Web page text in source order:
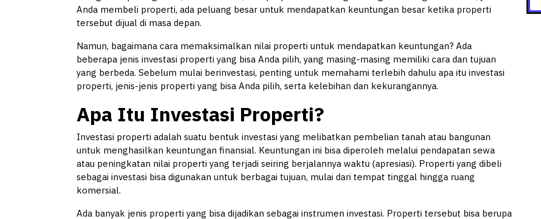
Anda membeli properti, ada peluang besar untuk mendapatkan keuntungan besar ketika properti
tersebut dijual di masa depan.
Namun, bagaimana cara memaksimalkan nilai properti untuk mendapatkan keuntungan? Ada
beberapa jenis investasi properti yang bisa Anda pilih, yang masing-masing memiliki cara dan tujuan
yang berbeda. Sebelum mulai berinvestasi, penting untuk memahami terlebih dahulu apa itu investasi
properti, jenis-jenis properti yang bisa Anda pilih, serta kelebihan dan kekurangannya.
Apa Itu Investasi Properti?
Investasi properti adalah suatu bentuk investasi yang melibatkan pembelian tanah atau bangunan
untuk menghasilkan keuntungan finansial. Keuntungan ini bisa diperoleh melalui pendapatan sewa
atau peningkatan nilai properti yang terjadi seiring berjalannya waktu (apresiasi). Properti yang dibeli
sebagai investasi bisa digunakan untuk berbagai tujuan, mulai dari tempat tinggal hingga ruang
komersial.
Ada banyak jenis properti yang bisa dijadikan sebagai instrumen investasi. Properti tersebut bisa berupa